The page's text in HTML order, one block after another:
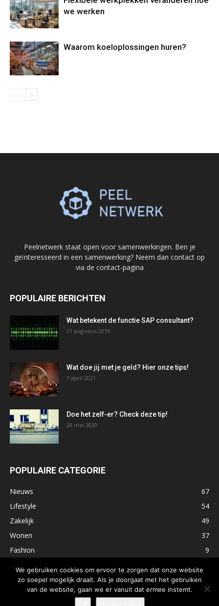
we werken
Waarom koeloplossingen huren?
Peelnetwerk staat open voor samenwerkingen. Ben je
geïnteresseerd in een samenwerking? Neem dan contact op
via de contact-pagina
POPULAIRE BERICHTEN
Wat betekent de functie SAP consultant?
31 augustus 2019
Wat doe jij met je geld? Hier onze tips!
7 april 2021
Doe het zelf-er? Check deze tip!
28 mei 2020
POPULAIRE CATEGORIE
Nieuws
67
Lifestyle
54
Zakelijk
49
Wonen
37
Fashion
9
We gebruiken cookies om ervoor te zorgen dat onze website
zo soepel mogelijk draait. Als je doorgaat met het gebruiken
van de website, gaan we er vanuit dat ermee instemt.